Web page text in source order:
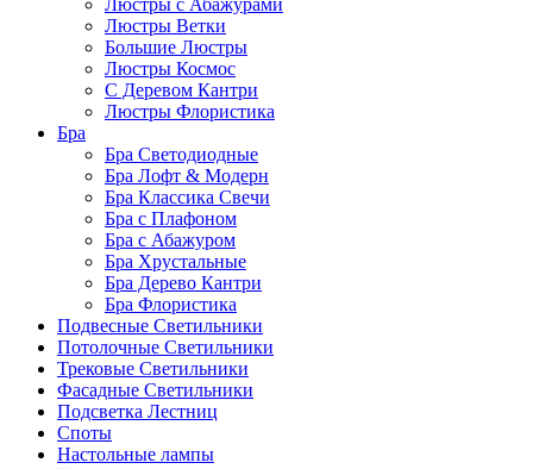
Люстры с Абажурами
Люстры Ветки
Большие Люстры
Люстры Космос
С Деревом Кантри
Люстры Флористика
Бра
Бра Светодиодные
Бра Лофт & Модерн
Бра Классика Свечи
Бра с Плафоном
Бра с Абажуром
Бра Хрустальные
Бра Дерево Кантри
Бра Флористика
Подвесные Светильники
Потолочные Светильники
Трековые Светильники
Фасадные Светильники
Подсветка Лестниц
Споты
Настольные лампы